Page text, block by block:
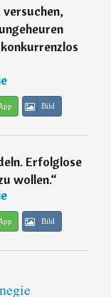
versuchen,
Bild
Erfolglose
wollen.“
Bild